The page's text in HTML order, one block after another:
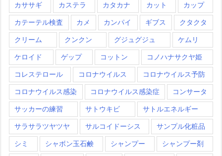
カササギ カステラ カタカナ カット カップ
カテーテル検査 カメ カンパイ ギブス クタクタ
クリーム クンクン グジュグジュ ケムリ
ケロイド ゲップ コットン コノハナサクヤ姫
コレステロール コロナウイルス コロナウイルス予防
コロナウイルス感染 コロナウイルス感染症 コンサータ
サッカーの練習 サトウキビ サトルエネルギー
サラサラツヤツヤ サルコイドーシス サンプル化粧品
シミ シャボン玉石鹸 シャンプー シャンプー剤